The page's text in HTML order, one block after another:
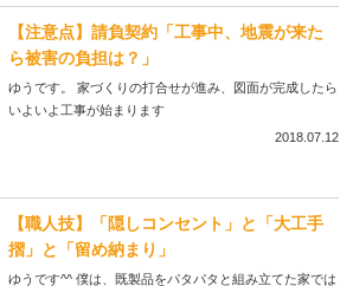
【注意点】請負契約「工事中、地震が来た
ら被害の負担は？」
ゆうです。 家づくりの打合せが進み、図面が完成したら
いよいよ工事が始まります
2018.07.12
【職人技】「隠しコンセント」と「大工手
摺」と「留め納まり」
ゆうです^^ 僕は、既製品をパタパタと組み立てた家では